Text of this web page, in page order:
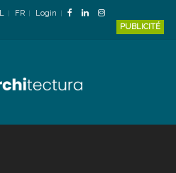
FR
Login
PUBLICITÉ